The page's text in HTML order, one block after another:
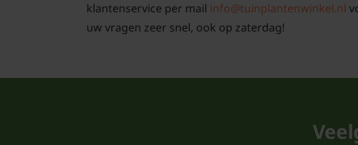
klantenservice per mail info@tuinplantenwinkel.nl
uw vragen zeer snel, ook op zaterdag!